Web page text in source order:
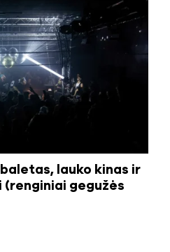
lauko kinas ir
(renginiai gegužės